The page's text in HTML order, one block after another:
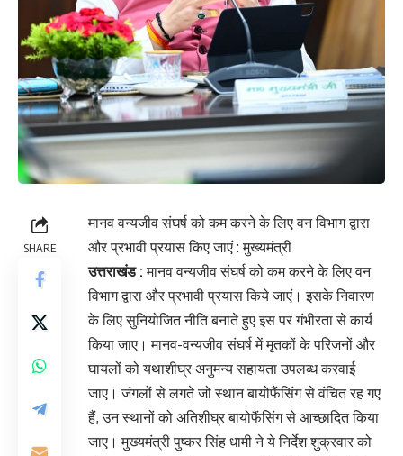
SHARE
मानव वन्यजीव संघर्ष को कम करने के लिए वन विभाग द्वारा
और प्रभावी प्रयास किए जाएं : मुख्यमंत्री
उत्तराखंड : मानव वन्यजीव संघर्ष को कम करने के लिए वन
विभाग द्वारा और प्रभावी प्रयास किये जाएं। इसके निवारण
के लिए सुनियोजित नीति बनाते हुए इस पर गंभीरता से कार्य
किया जाए। मानव-वन्यजीव संघर्ष में मृतकों के परिजनों और
घायलों को यथाशीघ्र अनुमन्य सहायता उपलब्ध करवाई
जाए। जंगलों से लगते जो स्थान बायोफैंसिंग से वंचित रह गए
हैं, उन स्थानों को अतिशीघ्र बायोफैंसिंग से आच्छादित किया
जाए। मुख्यमंत्री पुष्कर सिंह धामी ने ये निर्देश शुक्रवार को